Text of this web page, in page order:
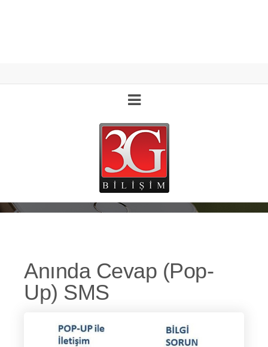
TOPLU MESAJLAŞMA
En çok tercih edilen iletişim çözümü hizmetimiz
Anında Cevap (Pop-
Up) SMS